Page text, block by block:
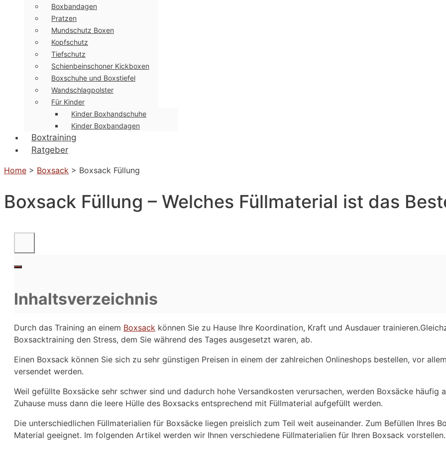
Boxbandagen
Pratzen
Mundschutz Boxen
Kopfschutz
Tiefschutz
Schienbeinschoner Kickboxen
Boxschuhe und Boxstiefel
Wandschlagpolster
Für Kinder
Kinder Boxhandschuhe
Kinder Boxbandagen
Boxtraining
Ratgeber
Home > Boxsack > Boxsack Füllung
Boxsack Füllung – Welches Füllmaterial ist das
Inhaltsverzeichnis
Durch das Training an einem Boxsack können Sie zu Hause Ihre Koordination, Kraft und Ausdauer
Boxsacktraining den Stress, dem Sie während des Tages ausgesetzt waren, ab.
Einen Boxsack können Sie sich zu sehr günstigen Preisen in einem der zahlreichen Onlineshops bestellen, vor
versendet werden.
Weil gefüllte Boxsäcke sehr schwer sind und dadurch hohe Versandkosten verursachen, werden Boxsäcke häufig
Zuhause muss dann die leere Hülle des Boxsacks entsprechend mit Füllmaterial aufgefüllt werden.
Die unterschiedlichen Füllmaterialien für Boxsäcke liegen preislich zum Teil weit auseinander. Zum Befüllen Ihres
Material geeignet. Im folgenden Artikel werden wir Ihnen verschiedene Füllmaterialien für Ihren Boxsack vorstellen.